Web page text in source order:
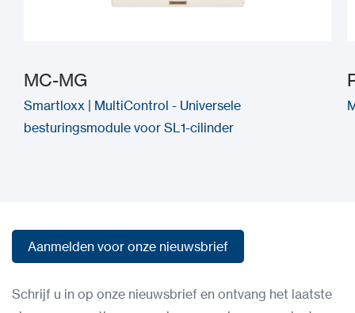
MC-MG
Smartloxx | MultiControl - Universele
besturingsmodule voor SL1-cilinder
Aanmelden voor onze nieuwsbrief
Schrijf u in op onze nieuwsbrief en ontvang het laatste